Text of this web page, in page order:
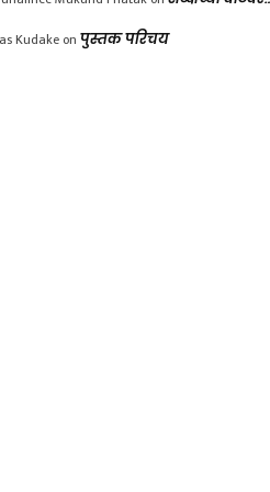
Kudake on पुस्तक परिचय